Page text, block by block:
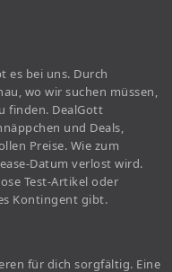
es bei uns. Durch
wo wir suchen müssen,
finden. DealGott
und Deals,
Preise. Wie zum
Datum verlost wird.
Test-Artikel oder
Kontingent gibt.
für dich sorgfältig. Eine